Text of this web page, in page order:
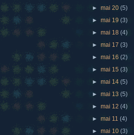
►mai 20(5)
►mai 19(3)
►mai 18(4)
►mai 17(3)
►mai 16(2)
►mai 15(3)
►mai 14(5)
►mai 13(5)
►mai 12(4)
►mai 11(4)
►mai 10(3)